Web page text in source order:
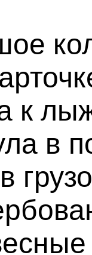
к
в